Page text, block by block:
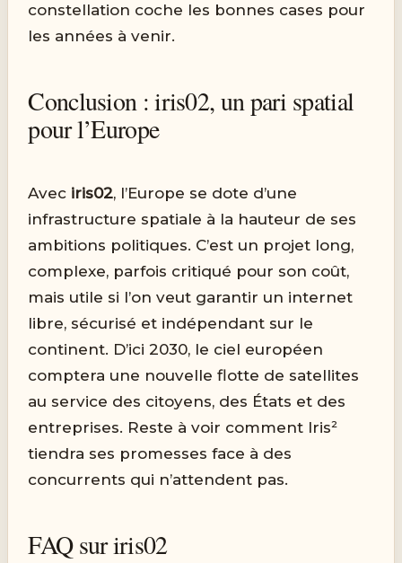
constellation coche les bonnes cases pour
les années à venir.
Conclusion : iris02, un pari spatial
pour l’Europe
Avec iris02, l’Europe se dote d’une
infrastructure spatiale à la hauteur de ses
ambitions politiques. C’est un projet long,
complexe, parfois critiqué pour son coût,
mais utile si l’on veut garantir un internet
libre, sécurisé et indépendant sur le
continent. D’ici 2030, le ciel européen
comptera une nouvelle flotte de satellites
au service des citoyens, des États et des
entreprises. Reste à voir comment Iris²
tiendra ses promesses face à des
concurrents qui n’attendent pas.
FAQ sur iris02